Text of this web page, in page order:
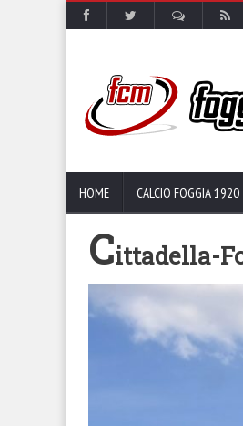
HOME CALCIO FOGGIA 1920
Cittadella-